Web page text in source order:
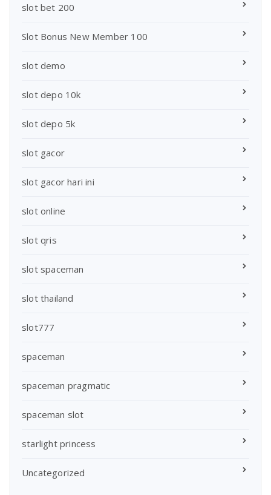
slot bet 200
Slot Bonus New Member 100
slot demo
slot depo 10k
slot depo 5k
slot gacor
slot gacor hari ini
slot online
slot qris
slot spaceman
slot thailand
slot777
spaceman
spaceman pragmatic
spaceman slot
starlight princess
Uncategorized